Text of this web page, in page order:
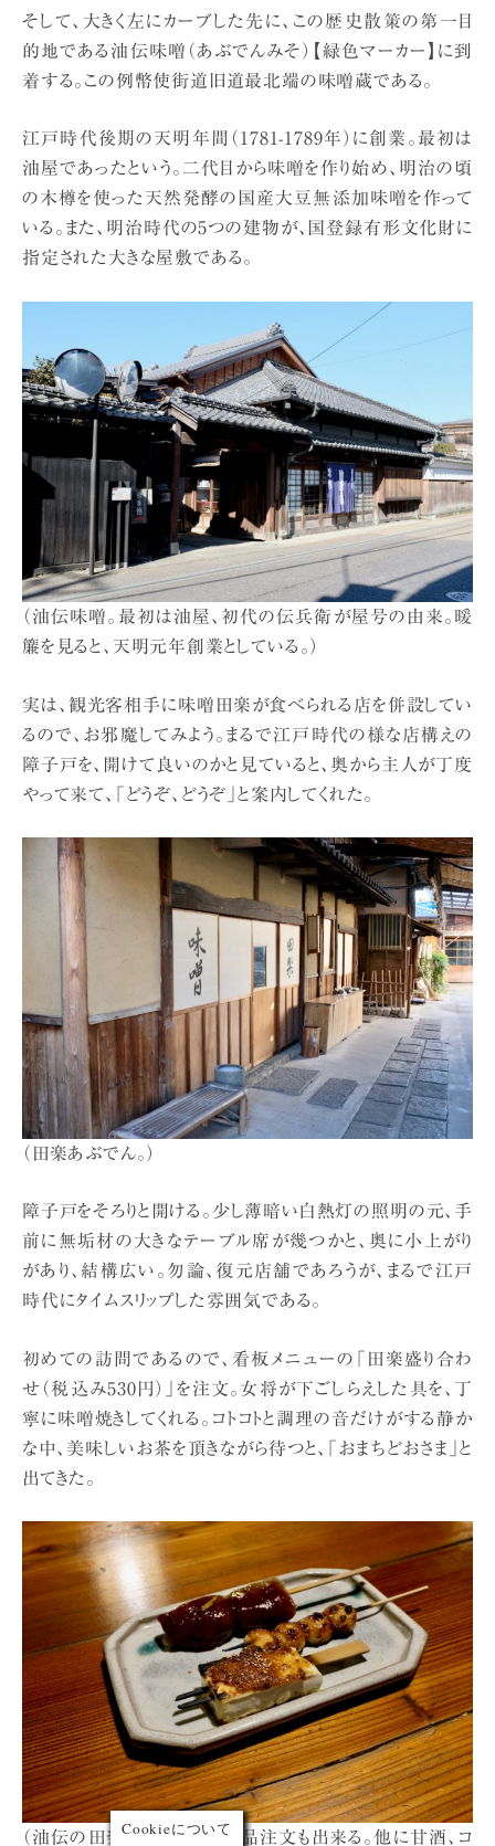
そして、大きく左にカーブした先に、この歴史散策の第一目
的地である油伝味噌（あぶでんみそ）【緑色マーカー】に到
着する。この例幣使街道旧道最北端の味噌蔵である。
江戸時代後期の天明年間（1781-1789年）に創業。最初は
油屋であったという。二代目から味噌を作り始め、明治の頃
の木樽を使った天然発酵の国産大豆無添加味噌を作って
いる。また、明治時代の5つの建物が、国登録有形文化財に
指定された大きな屋敷である。
（油伝味噌。最初は油屋、初代の伝兵衛が屋号の由来。暖
簾を見ると、天明元年創業としている。）
実は、観光客相手に味噌田楽が食べられる店を併設してい
るので、お邪魔してみよう。まるで江戸時代の様な店構えの
障子戸を、開けて良いのかと見ていると、奥から主人が丁度
やって来て、「どうぞ、どうぞ」と案内してくれた。
（田楽あぶでん。）
障子戸をそろりと開ける。少し薄暗い白熱灯の照明の元、手
前に無垢材の大きなテーブル席が幾つかと、奥に小上がり
があり、結構広い。勿論、復元店舗であろうが、まるで江戸
時代にタイムスリップした雰囲気である。
初めての訪問であるので、看板メニューの「田楽盛り合わ
せ（税込み530円）」を注文。女将が下ごしらえした具を、丁
寧に味噌焼きしてくれる。コトコトと調理の音だけがする静か
な中、美味しいお茶を頂きながら待つと、「おまちどおさま」と
出てきた。
（油伝の田楽盛り合わせ。単品注文も出来る。他に甘酒、コ
Cookieについて